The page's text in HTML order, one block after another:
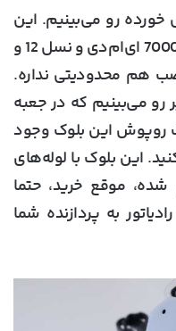
خورده رو می‌بینیم. این
کلد پلیت کاملا پردازنده‌های سری 7000 ای‌ام‌دی و نسل 12 و
هم محدودیتی نداره.
می‌بینیم که در جعبه
روپوش این بلوک وجود
این بلوک با لوله‌های
شده، موقع خرید، حتما
به پردازنده شما